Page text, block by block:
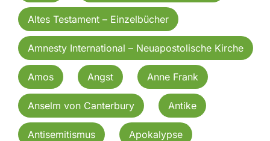
Altes Testament – Einzelbücher
Amnesty International – Neuapostolische Kirche
Amos Angst Anne Frank
Anselm von Canterbury Antike
Antisemitismus Apokalypse